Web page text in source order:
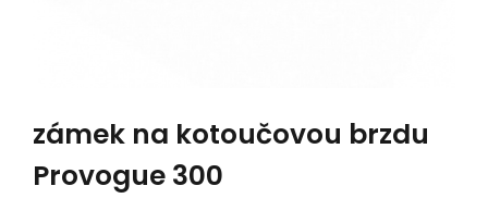
zámek na kotoučovou brzdu
Provogue 300